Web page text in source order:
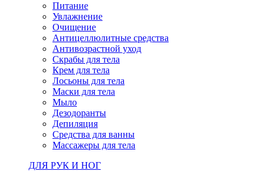
Питание
Увлажнение
Очищение
Антицеллюлитные средства
Антивозрастной уход
Скрабы для тела
Крем для тела
Лосьоны для тела
Маски для тела
Мыло
Дезодоранты
Депиляция
Средства для ванны
Массажеры для тела
ДЛЯ РУК И НОГ